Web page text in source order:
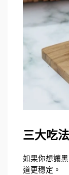
三大吃
如果你想讓
道更穩定。